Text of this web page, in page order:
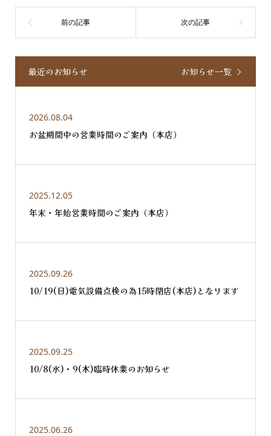
最近のお知らせ お知らせ一覧
2026.08.04
お盆期間中の営業時間のご案内（本店）
2025.12.05
年末・年始営業時間のご案内（本店）
2025.09.26
10/19(日)電気設備点検の為15時閉店(本店)となります
2025.09.25
10/8(水)・9(木)臨時休業のお知らせ
2025.06.26